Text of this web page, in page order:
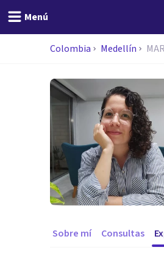
Menú
Colombia Medellín
Sobre mí Consultas